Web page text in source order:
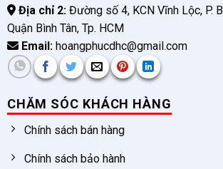
Địa chỉ 2:Đường số 4, KCN Vĩnh Lộc, P.
Quận Bình Tân, Tp. HCM
Email:hoangphucdhc@gmail.com
CHĂM SÓC KHÁCH HÀNG
Chính sách bán hàng
Chính sách bảo hành